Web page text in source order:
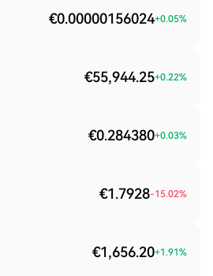
€0.00000156024+0.05%
€55,944.25+0.22%
€0.284380+0.03%
€1.7928-15.02%
€1,656.20+1.91%